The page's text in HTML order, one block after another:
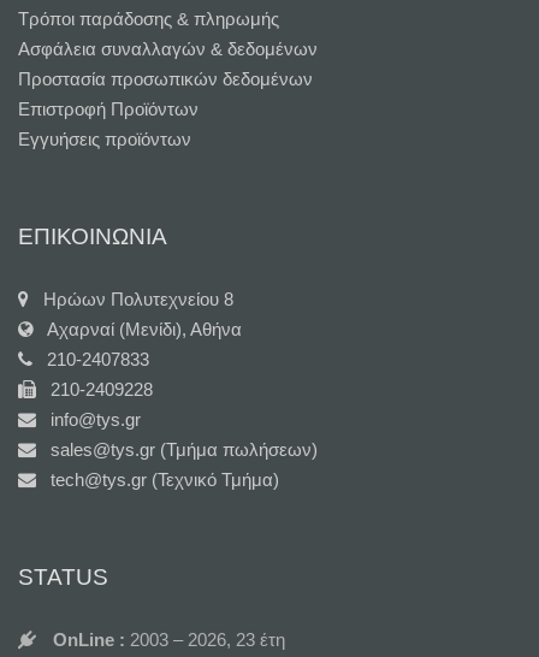
Τρόποι παράδοσης & πληρωμής
Ασφάλεια συναλλαγών & δεδομένων
Προστασία προσωπικών δεδομένων
Επιστροφή Προϊόντων
Εγγυήσεις προϊόντων
ΕΠΙΚΟΙΝΩΝΙΑ
Ηρώων Πολυτεχνείου 8
Αχαρναί (Μενίδι), Αθήνα
210-2407833
210-2409228
info@tys.gr
sales@tys.gr (Τμήμα πωλήσεων)
tech@tys.gr (Τεχνικό Τμήμα)
STATUS
OnLine : 2003 – 2026, 23 έτη